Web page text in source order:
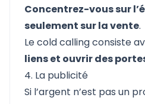
Concentrez-vous sur
seulement sur la vente.
Le cold calling consiste
liens et ouvrir des
4. La publicité
Si l’argent n’est pas un